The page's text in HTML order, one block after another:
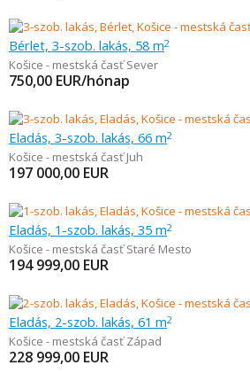
Bérlet, 3-szob. lakás, 58 m2
Košice - mestská časť Sever
750,00 EUR/hónap
Eladás, 3-szob. lakás, 66 m2
Košice - mestská časť Juh
197 000,00 EUR
Eladás, 1-szob. lakás, 35 m2
Košice - mestská časť Staré Mesto
194 999,00 EUR
Eladás, 2-szob. lakás, 61 m2
Košice - mestská časť Západ
228 999,00 EUR